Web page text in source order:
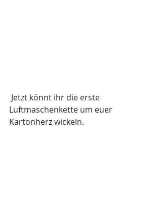
Luftmaschenkette um euer
Kartonherz wickeln.